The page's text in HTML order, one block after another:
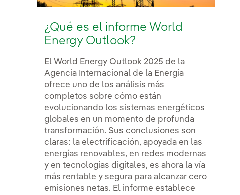
¿Qué es el informe World
Energy Outlook?
El World Energy Outlook 2025 de la
Agencia Internacional de la Energía
ofrece uno de los análisis más
completos sobre cómo están
evolucionando los sistemas energéticos
globales en un momento de profunda
transformación. Sus conclusiones son
claras: la electrificación, apoyada en las
energías renovables, en redes modernas
y en tecnologías digitales, es ahora la vía
más rentable y segura para alcanzar cero
emisiones netas. El informe establece